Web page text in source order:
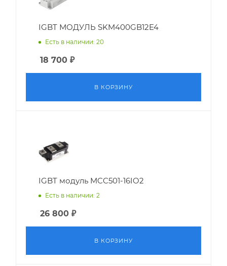
IGBT МОДУЛЬ SKM400GB12E4
Есть в наличии: 20
18 700 ₽
В КОРЗИНУ
IGBT модуль MCC501-16IO2
Есть в наличии: 2
26 800 ₽
В КОРЗИНУ